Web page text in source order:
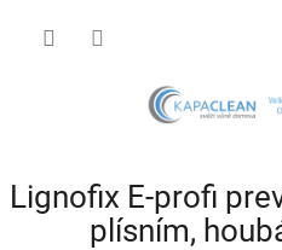
Lignofix E-profi
plísním,